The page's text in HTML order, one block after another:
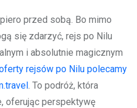
przed sobą. Bo mimo
się zdarzyć, rejs po Nilu
i absolutnie magicznym
rejsów po Nilu polecamy
. To podróż, która
oferując perspektywę